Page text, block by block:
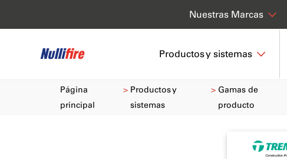
Productos y sistemas
Nuestras Marcas
Página
principal
Productos y
sistemas
Gamas de
producto